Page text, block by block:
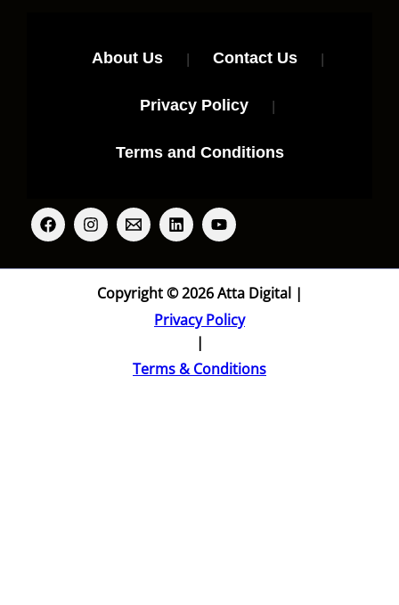
About Us | Contact Us |
Privacy Policy |
Terms and Conditions
Copyright © 2026 Atta Digital |
Privacy Policy
|
Terms & Conditions